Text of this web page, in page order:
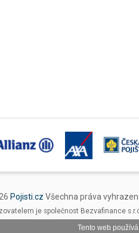
Pojisti.cz Všechna práva
je společnost Bezvafinance
Tento web